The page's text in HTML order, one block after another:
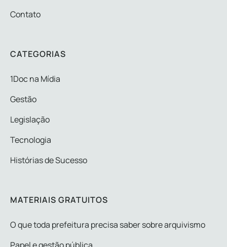
Contato
CATEGORIAS
1Doc na Mídia
Gestão
Legislação
Tecnologia
Histórias de Sucesso
MATERIAIS GRATUITOS
O que toda prefeitura precisa saber sobre arquivismo